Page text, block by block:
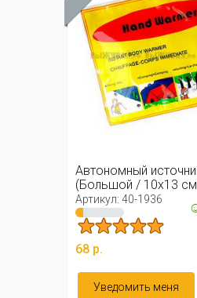
Автономный
(Большой / 10х13
Артикул: 40-1936
68 р.
Уведомить меня